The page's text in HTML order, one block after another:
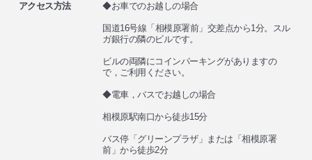
アクセス方法 ◆お車でのお越しの場合
国道16号線「相模原署前」交差点から1分。スル
ガ銀行の隣のビルです。
ビルの両隣にコインパーキングがありますの
で，ご利用ください。
◆電車，バスでお越しの場合
相模原駅南口から徒歩15分
バス停「グリーンプラザ」または「相模原署
前」から徒歩2分